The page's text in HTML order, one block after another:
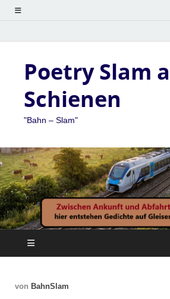
Poetry Slam
Schienen
"Bahn – Slam"
von BahnSlam